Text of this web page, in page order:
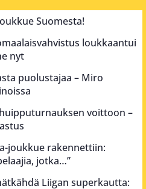
Suomesta!
loukkaantui
nyt
puolustajaa – Miro
voittoon –
joukkue rakennettiin:
jotka…”
Liigan superkautta: